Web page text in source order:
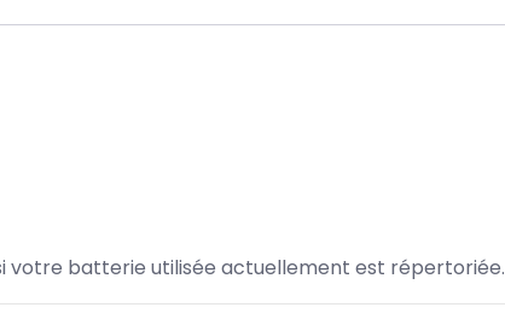
votre batterie utilisée actuellement est répertoriée.